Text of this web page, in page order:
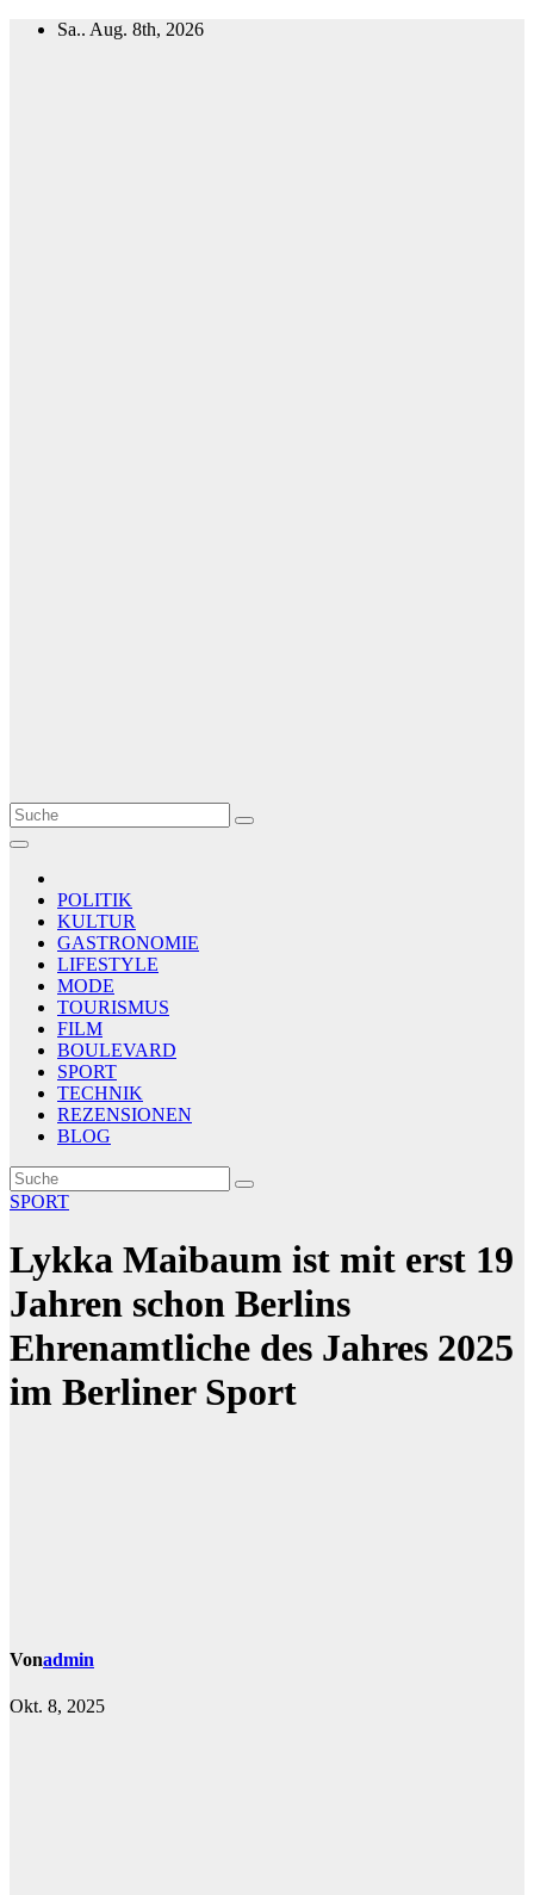
Zum
Sa.. Aug. 8th, 2026
Le Matin
AGENCE DE PRESSE
POLITIK
KULTUR
GASTRONOMIE
LIFESTYLE
MODE
TOURISMUS
FILM
BOULEVARD
SPORT
TECHNIK
REZENSIONEN
BLOG
SPORT
Lykka Maibaum ist mit erst 19
Jahren schon Berlins
Ehrenamtliche des Jahres 2025
im Berliner Sport
Vonadmin
Okt. 8, 2025